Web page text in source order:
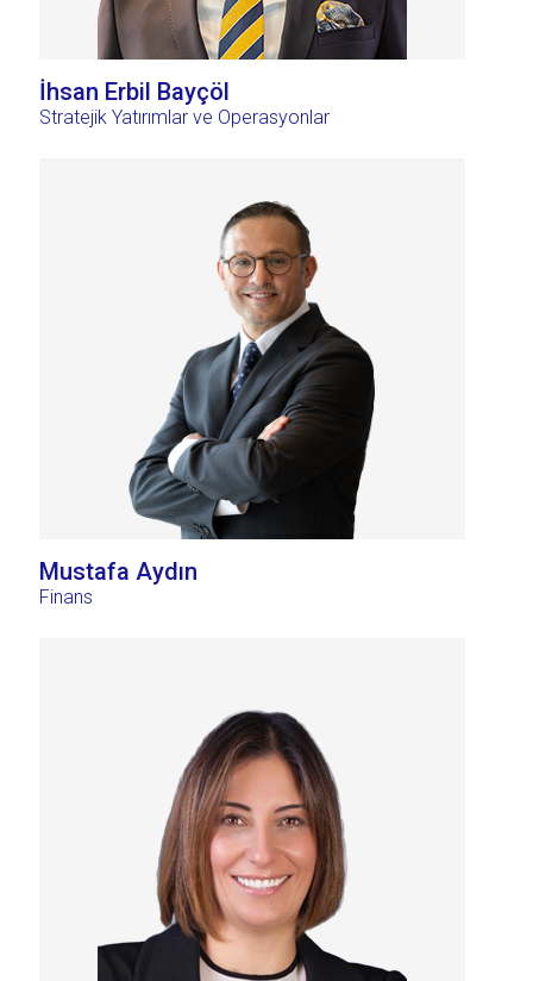
İhsan Erbil Bayçöl
Stratejik Yatırımlar ve Operasyonlar
Mustafa Aydın
Finans